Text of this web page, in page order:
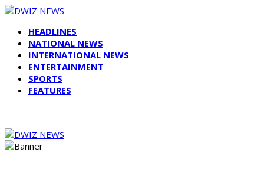
HEADLINES
NATIONAL NEWS
INTERNATIONAL NEWS
ENTERTAINMENT
SPORTS
FEATURES